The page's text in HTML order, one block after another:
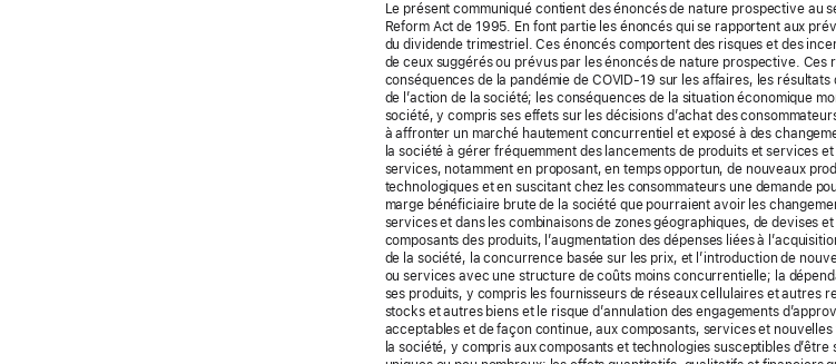
Le présent communiqué contient des énoncés de nature prospective au
Reform Act de 1995. En font partie les énoncés qui se rapportent aux
du dividende trimestriel. Ces énoncés comportent des risques et des
de ceux suggérés ou prévus par les énoncés de nature prospective.
conséquences de la pandémie de COVID-19 sur les affaires, les
de l’action de la société; les conséquences de la situation économique
société, y compris ses effets sur les décisions d’achat des
à affronter un marché hautement concurrentiel et exposé à des
la société à gérer fréquemment des lancements de produits et services
services, notamment en proposant, en temps opportun, de nouveaux
technologiques et en suscitant chez les consommateurs une demande
marge bénéficiaire brute de la société que pourraient avoir les
services et dans les combinaisons de zones géographiques, de devises
composants des produits, l’augmentation des dépenses liées à
de la société, la concurrence basée sur les prix, et l’introduction de
ou services avec une structure de coûts moins concurrentielle; la
ses produits, y compris les fournisseurs de réseaux cellulaires et autres
stocks et autres biens et le risque d’annulation des engagements
acceptables et de façon continue, aux composants, services et
la société, y compris aux composants et technologies susceptibles